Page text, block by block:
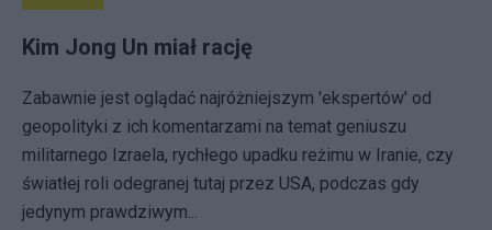
Kim Jong Un miał rację
Zabawnie jest oglądać najróżniejszym 'ekspertów' od
geopolityki z ich komentarzami na temat geniuszu
militarnego Izraela, rychłego upadku reżimu w Iranie, czy
światłej roli odegranej tutaj przez USA, podczas gdy
jedynym prawdziwym...